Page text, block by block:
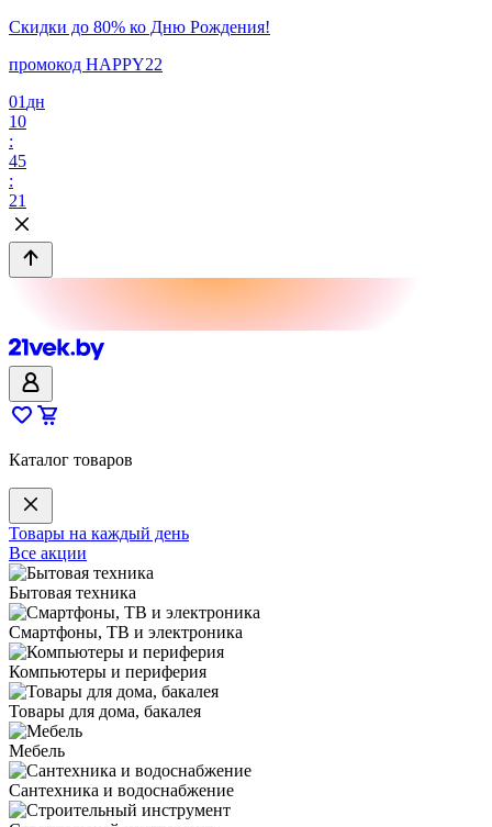
Скидки до 80% ко Дню Рождения!
промокод HAPPY22
01 дн
10
:
45
:
21
Каталог товаров
Товары на каждый день
Все акции
Бытовая техника
Смартфоны, ТВ и электроника
Компьютеры и периферия
Товары для дома, бакалея
Мебель
Сантехника и водоснабжение